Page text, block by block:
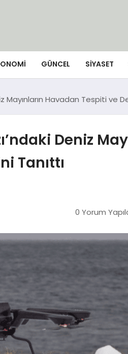
GÜNCEL SIYASET
Mayınların Havadan Tespiti ve
Deniz
Tanıttı
0 Yorum